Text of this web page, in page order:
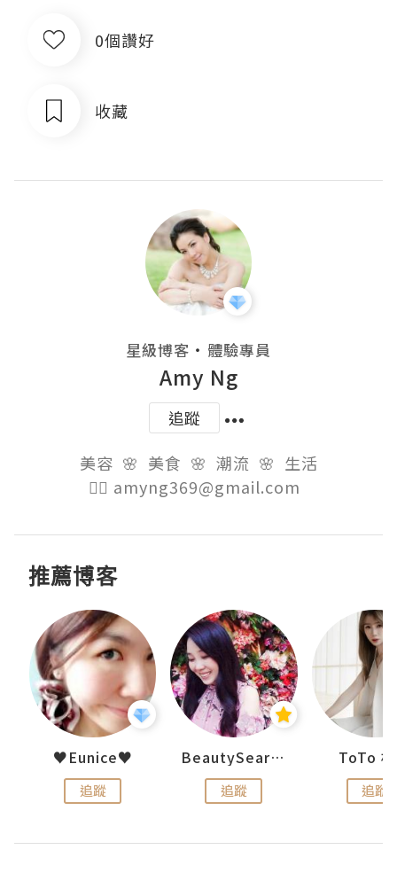
0個讚好
收藏
星級博客 ・ 體驗專員
Amy Ng
追蹤
美容  🌸  美食  🌸  潮流  🌸  生活
👉🏻 amyng369@gmail.com
推薦博客
♥Eunice♥
追蹤
BeautySearch
追蹤
ToTo
追蹤